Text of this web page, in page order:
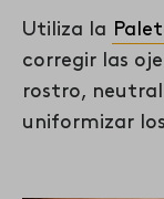
Utiliza la
corregir las
rostro,
uniformizar